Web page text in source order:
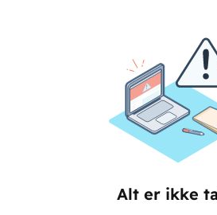
Alt er ikke